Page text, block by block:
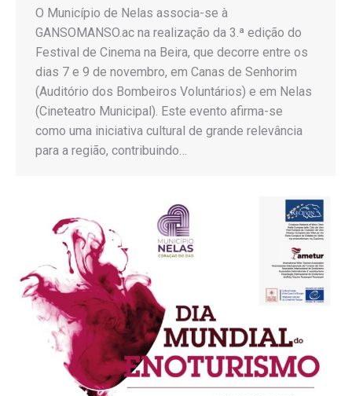
O Município de Nelas associa-se à
GANSOMANSO.ac na realização da 3.ª edição do
Festival de Cinema na Beira, que decorre entre os
dias 7 e 9 de novembro, em Canas de Senhorim
(Auditório dos Bombeiros Voluntários) e em Nelas
(Cineteatro Municipal). Este evento afirma-se
como uma iniciativa cultural de grande relevância
para a região, contribuindo…